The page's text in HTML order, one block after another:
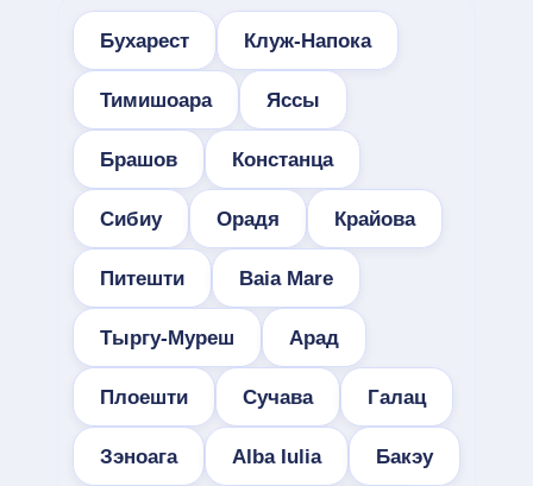
Бухарест Клуж-Напока
Тимишоара Яссы
Брашов Констанца
Сибиу Орадя Крайова
Питешти Baia Mare
Тыргу-Муреш Арад
Плоешти Сучава Галац
Зэноага Alba Iulia Бакэу